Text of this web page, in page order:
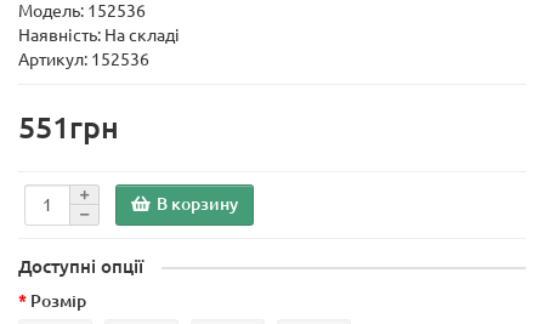
Модель: 152536
Наявність: На складі
Артикул: 152536
551грн
В корзину
Доступні опції
Розмір